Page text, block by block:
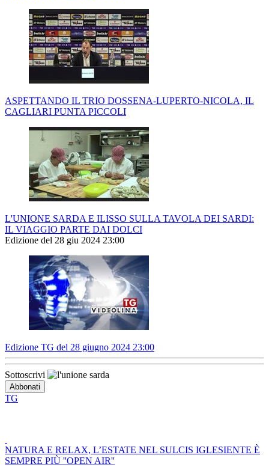
ASPETTANDO IL TRIO DOSSENA-LUPERTO-NICOLA, IL
CAGLIARI PUNTA PICCOLI
L'UNIONE SARDA E ILISSO SULLA TAVOLA DEI SARDI:
IL VIAGGIO PARTE DAI DOLCI
Edizione del 28 giu 2024 23:00
Edizione TG del 28 giugno 2024 23:00
Sottoscrivi
TG
NATURA E RELAX, L’ESTATE NEL SULCIS IGLESIENTE È
SEMPRE PIÙ ''OPEN AIR''